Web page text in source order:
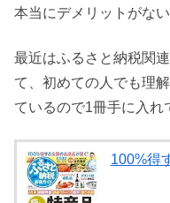
本当にデメリットがない
最近はふるさと納税関
て、初めての人でも理
ているので1冊手に入れ
100%得